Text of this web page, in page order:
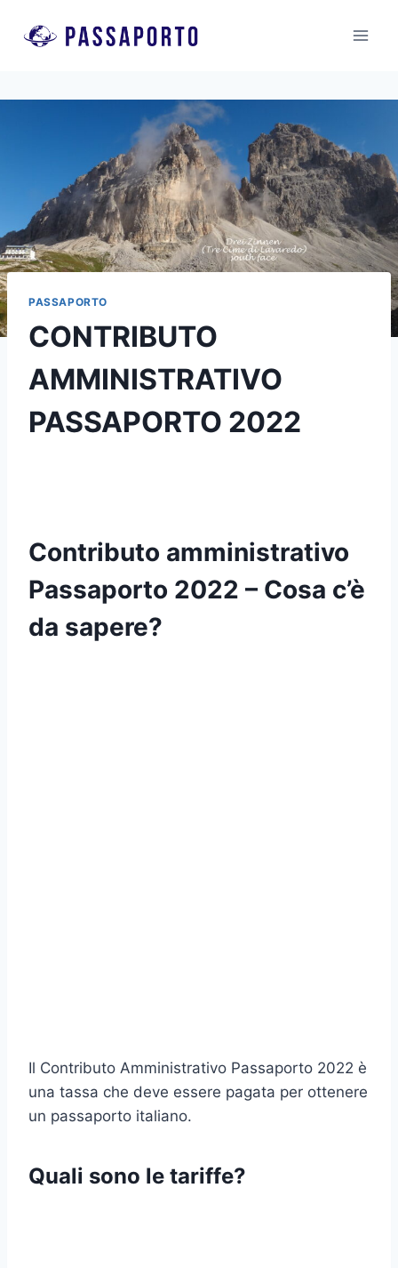
PASSAPORTO
CONTRIBUTO
AMMINISTRATIVO
PASSAPORTO 2022
Contributo amministrativo
Passaporto 2022 – Cosa c’è
da sapere?
Il Contributo Amministrativo Passaporto 2022 è
una tassa che deve essere pagata per ottenere
un passaporto italiano.
Quali sono le tariffe?